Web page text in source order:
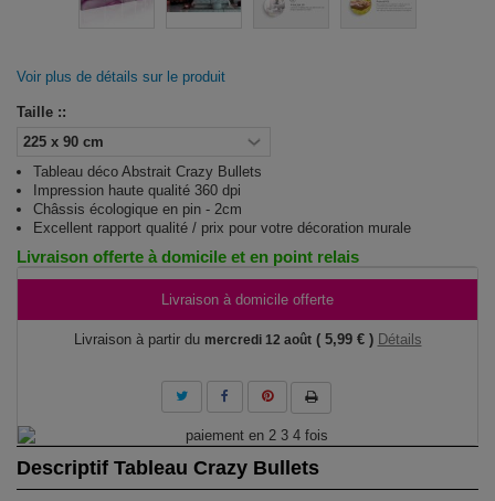
Voir plus de détails sur le produit
Taille ::
Tableau déco Abstrait Crazy Bullets
Impression haute qualité 360 dpi
Châssis écologique en pin - 2cm
Excellent rapport qualité / prix pour votre décoration murale
Livraison offerte à domicile et en point relais
Livraison à domicile offerte
Livraison à partir du mercredi 12 août ( 5,99 € ) Détails
Descriptif Tableau Crazy Bullets